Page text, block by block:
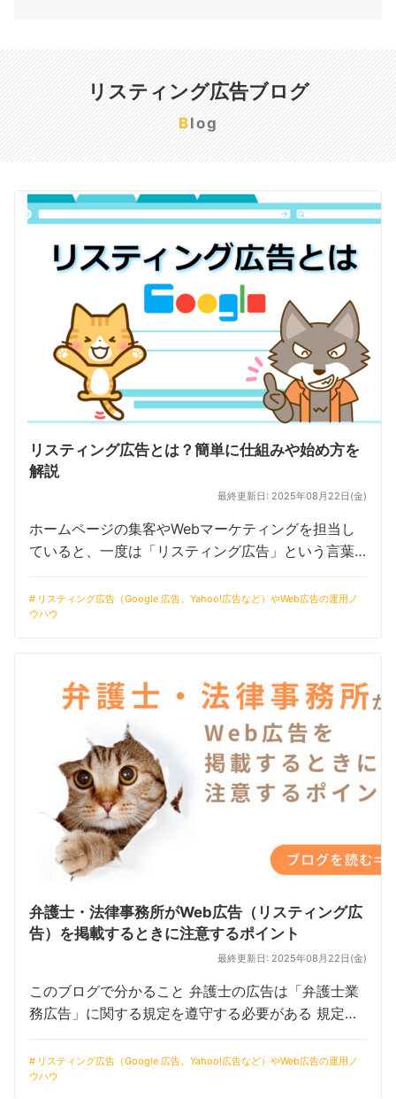
リスティング広告ブログ
Blog
リスティング広告とは？簡単に仕組みや始め方を
解説
最終更新日: 2025年08月22日(金)
ホームページの集客やWebマーケティングを担当し
ていると、一度は「リスティング広告」という言葉
そもリスティング広告ってどんな仕組みの広告な
の？』 『リスティング広告って専門 […]
リスティング広告（Google 広告、Yahoo!広告など）やWeb広告の運用ノ
ウハウ
弁護士・法律事務所がWeb広告（リスティング広
告）を掲載するときに注意するポイント
最終更新日: 2025年08月22日(金)
このブログで分かること 弁護士の広告は「弁護士業
務広告」に関する規定を遵守する必要がある 規定違
点を解説 士業に特化した広告代理店より、通常の広
告代理店に依頼した方が良いこと […]
リスティング広告（Google 広告、Yahoo!広告など）やWeb広告の運用ノ
ウハウ